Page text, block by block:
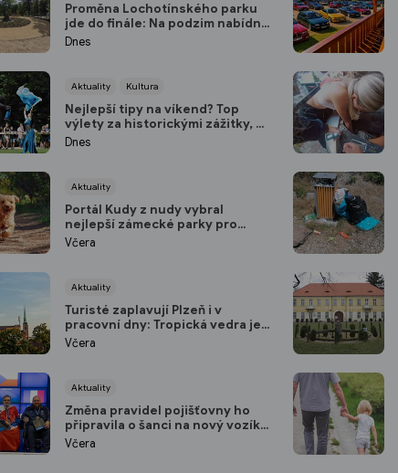
Proměna Lochotínského parku
jde do finále: Na podzim nabídne
nové molo, cvičební prvky i
Dnes
Aktuality Kultura
Nejlepší tipy na víkend? Top
výlety za historickými zážitky, za
přírodou i za kulturou
Dnes
Aktuality
Portál Kudy z nudy vybral
nejlepší zámecké parky pro
pejskaře: V TOP 10 nechybí ani
Včera
Aktuality
Turisté zaplavují Plzeň i v
pracovní dny: Tropická vedra je
ženou do pivovarských sklepů a
Včera
Aktuality
Změna pravidel pojišťovny ho
připravila o šanci na nový vozík.
Paralympionik Ondřej Kaas
Včera